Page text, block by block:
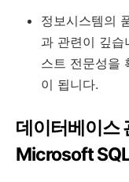
정보시스템의
과 관련이 깊습
스트 전문성을
이 됩니다.
데이터베이스
Microsoft